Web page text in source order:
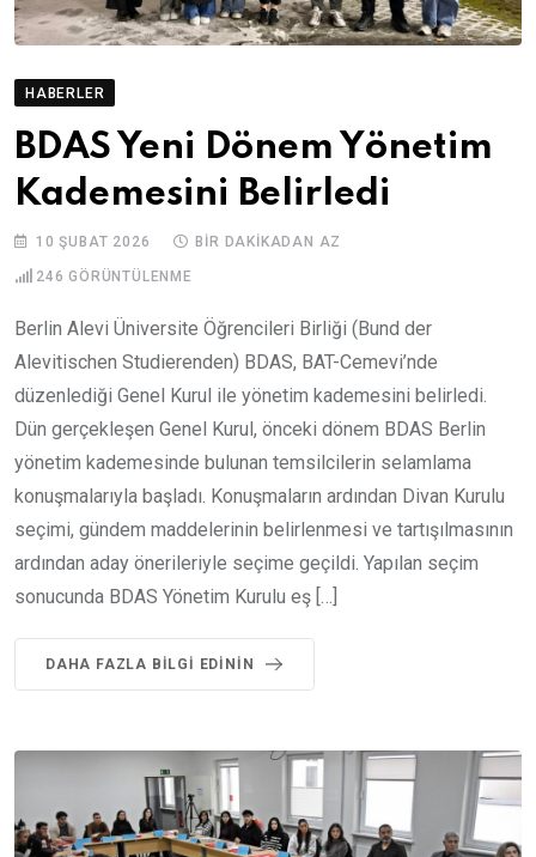
HABERLER
BDAS Yeni Dönem Yönetim
Kademesini Belirledi
10 ŞUBAT 2026 BIR DAKIKADAN AZ
246 GÖRÜNTÜLENME
Berlin Alevi Üniversite Öğrencileri Birliği (Bund der
Alevitischen Studierenden) BDAS, BAT-Cemevi’nde
düzenlediği Genel Kurul ile yönetim kademesini belirledi.
Dün gerçekleşen Genel Kurul, önceki dönem BDAS Berlin
yönetim kademesinde bulunan temsilcilerin selamlama
konuşmalarıyla başladı. Konuşmaların ardından Divan Kurulu
seçimi, gündem maddelerinin belirlenmesi ve tartışılmasının
ardından aday önerileriyle seçime geçildi. Yapılan seçim
sonucunda BDAS Yönetim Kurulu eş […]
DAHA FAZLA BILGI EDININ